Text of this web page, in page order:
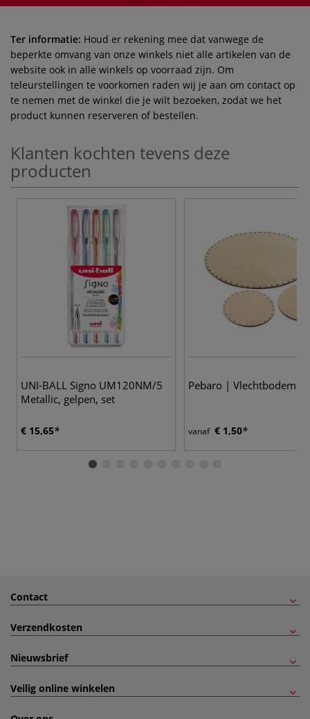
Ter informatie: Houd er rekening mee dat vanwege de
beperkte omvang van onze winkels niet alle artikelen van de
website ook in alle winkels op voorraad zijn. Om
teleurstellingen te voorkomen raden wij je aan om contact op
te nemen met de winkel die je wilt bezoeken, zodat we het
product kunnen reserveren of bestellen.
Klanten kochten tevens deze
producten
UNI-BALL Signo UM120NM/5
Metallic, gelpen, set
€ 15,65
Pebaro | Vlechtbodem
vanaf € 1,50
Contact
Verzendkosten
Nieuwsbrief
Veilig online winkelen